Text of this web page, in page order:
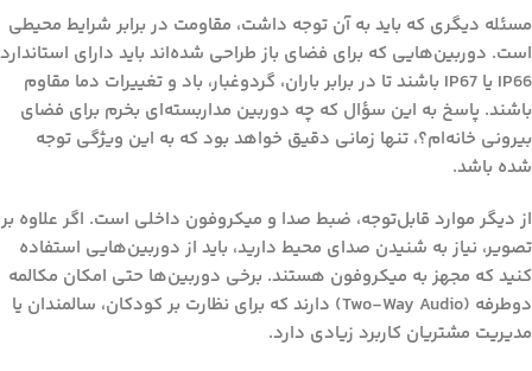
مسئله دیگری که باید به آن توجه داشت، مقاومت در برابر شرایط محیطی
است. دوربین‌هایی که برای فضای باز طراحی شده‌اند باید دارای استاندارد
IP66 یا IP67 باشند تا در برابر باران، گردوغبار، باد و تغییرات دما مقاوم
باشند. پاسخ به این سؤال که چه دوربین مداربسته‌ای بخرم برای فضای
بیرونی خانه‌ام؟، تنها زمانی دقیق خواهد بود که به این ویژگی توجه
شده باشد.
از دیگر موارد قابل‌توجه، ضبط صدا و میکروفون داخلی است. اگر علاوه بر
تصویر، نیاز به شنیدن صدای محیط دارید، باید از دوربین‌هایی استفاده
کنید که مجهز به میکروفون هستند. برخی دوربین‌ها حتی امکان مکالمه
دوطرفه (Two-Way Audio) دارند که برای نظارت بر کودکان، سالمندان یا
مدیریت مشتریان کاربرد زیادی دارد.